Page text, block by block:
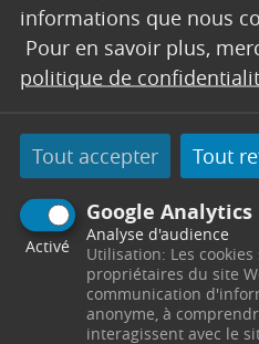
informations que nous
Pour en savoir plus,
politique de
Tout accepter Tout
Google Analytics
Activé
Analyse d'audience
Utilisation: Les
propriétaires du site
communication
anonyme, à
interagissent avec le
Assurez-vous de
Testez votre éligibilité au